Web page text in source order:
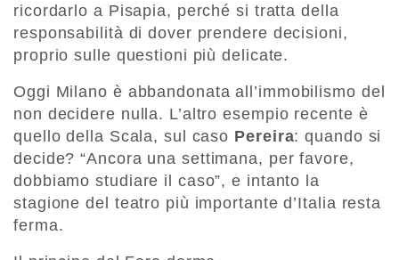
ricordarlo a Pisapia, perché si tratta della
responsabilità di dover prendere decisioni,
proprio sulle questioni più delicate.
Oggi Milano è abbandonata all’immobilismo del
non decidere nulla. L’altro esempio recente è
quello della Scala, sul caso Pereira: quando si
decide? “Ancora una settimana, per favore,
dobbiamo studiare il caso”, e intanto la
stagione del teatro più importante d’Italia resta
ferma.